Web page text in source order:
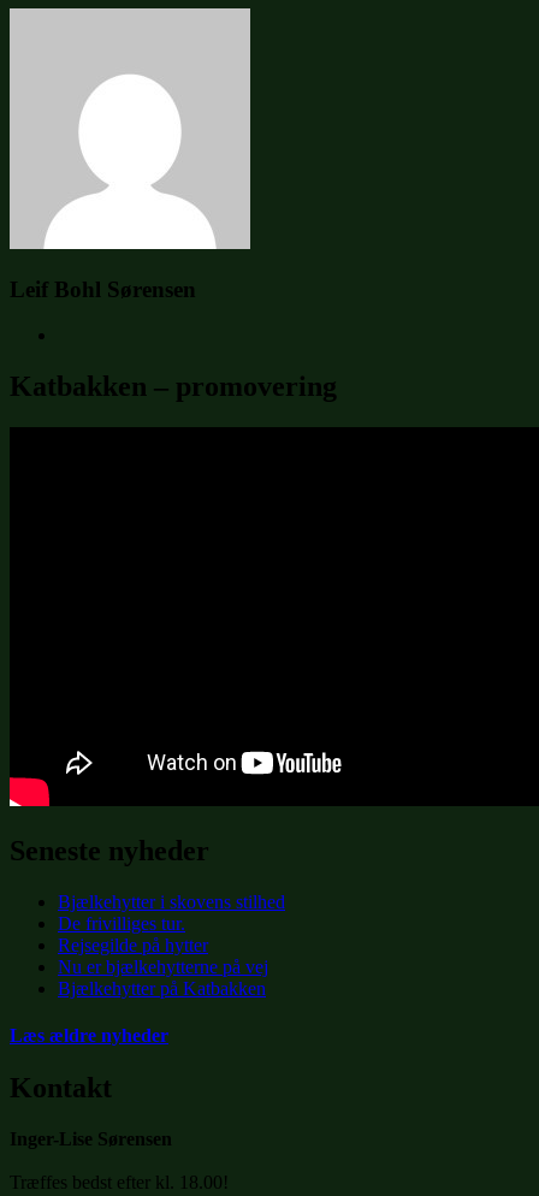
Leif Bohl Sørensen
Katbakken – promovering
Seneste nyheder
Bjælkehytter i skovens stilhed
De frivilliges tur.
Rejsegilde på hytter
Nu er bjælkehytterne på vej
Bjælkehytter på Katbakken
Læs ældre nyheder
Kontakt
Inger-Lise Sørensen
Træffes bedst efter kl. 18.00!